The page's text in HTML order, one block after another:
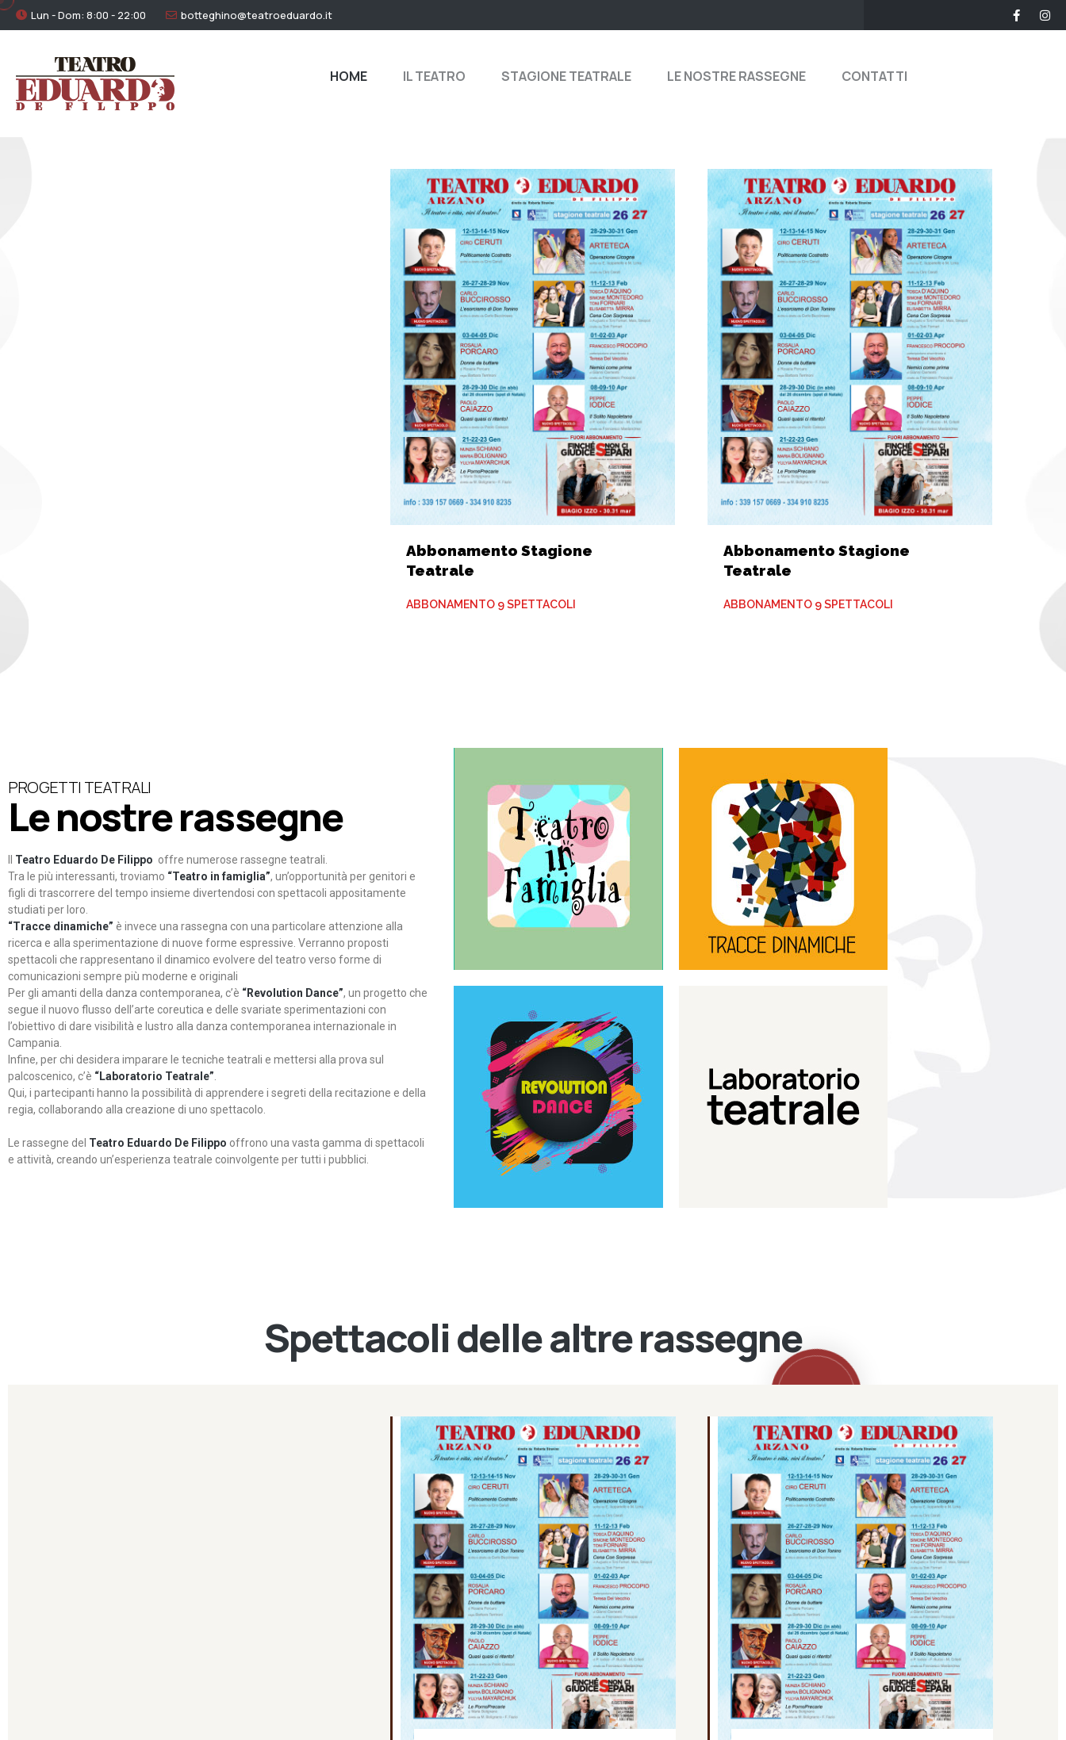
Lun - Dom: 8:00 - 22:00 botteghino@teatroeduardo.it
HOME IL TEATRO STAGIONE TEATRALE LE NOSTRE RASSEGNE CONTATTI
Abbonamento Stagione
Teatrale
ABBONAMENTO 9 SPETTACOLI
Abbonamento Stagione
Teatrale
ABBONAMENTO 9 SPETTACOLI
PROGETTI TEATRALI
Le nostre rassegne
Teatro Eduardo De Filippo offre numerose rassegne teatrali.
Tra le più interessanti, troviamo “Teatro in famiglia”, un’opportunità per genitori e
figli di trascorrere del tempo insieme divertendosi con spettacoli appositamente
studiati per loro.
“Tracce dinamiche” è invece una rassegna con una particolare attenzione alla
ricerca e alla sperimentazione di nuove forme espressive. Verranno proposti
spettacoli che rappresentano il dinamico evolvere del teatro verso forme di
comunicazioni sempre più moderne e originali
Per gli amanti della danza contemporanea, c’è “Revolution Dance”, un progetto che
segue il nuovo flusso dell’arte coreutica e delle svariate sperimentazioni con
l’obiettivo di dare visibilità e lustro alla danza contemporanea internazionale in
Campania.
Infine, per chi desidera imparare le tecniche teatrali e mettersi alla prova sul
palcoscenico, c’è “Laboratorio Teatrale”
Qui, i partecipanti hanno la possibilità di apprendere i segreti della recitazione e della
regia, collaborando alla creazione di uno spettacolo.
Le rassegne del Teatro Eduardo De Filippo offrono una vasta gamma di spettacoli
e attività, creando un’esperienza teatrale coinvolgente per tutti i pubblici.
Teatro in famiglia
Teatro In Famiglia è una
rassegna di teatro concepita
per far condividere e godere
del teatro all’intera famiglia.
Continua
Tracce dinamiche
Tracce Dinamiche è una
rassegna di teatro
d’innovazione e sperimentale.
Continua
Revolution Dance
Rassegna di danza
contemporanea – I Edizione
Continua
Laboratorio di teatro del
Teatro Eduardo de Filippo
Spettacoli delle altre rassegne